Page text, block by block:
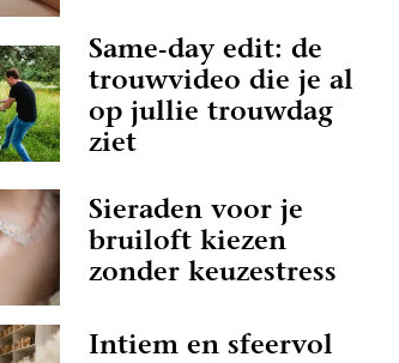
Same-day edit: de
trouwvideo die je al
op jullie trouwdag
ziet
Sieraden voor je
bruiloft kiezen
zonder keuzestress
Intiem en sfeervol